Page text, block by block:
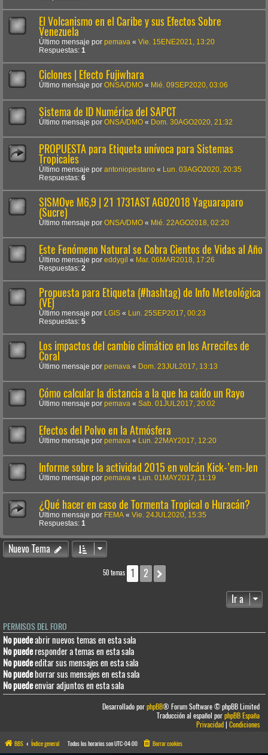
El Volcanismo en el Caribe y sus Efectos Sobre
Venezuela
Último mensaje por pemava « Vie. 15ENE2021, 13:20
Respuestas: 1
Ciclones | Efecto Fujiwhara
Último mensaje por ONSA/DMO « Mié. 09SEP2020, 03:06
Sistema de ID Numérica del SAPCT
Último mensaje por ONSA/DMO « Dom. 30AGO2020, 21:32
PROPUESTA para Etiqueta unívoca para Sistemas
Tropicales
Último mensaje por antoniopestano «
Lun. 03AGO2020, 20:35
Respuestas: 6
SISMOve M6,9 | 21 1731AST AGO2018 Yaguaraparo
(Sucre)
Último mensaje por ONSA/DMO « Mié. 22AGO2018, 02:20
Este Fenómeno Natural se Cobra Cientos de Vidas al Año
Último mensaje por eddygil « Mar. 06MAR2018, 17:26
Respuestas: 2
Propuesta para Etiqueta (#hashtag) de Info Meteológica
(VE)
Último mensaje por LGIS «
Lun. 25SEP2017, 00:23
Respuestas: 5
Los impactos del cambio climático en los Arrecifes de
Coral
Último mensaje por pemava « Dom. 23JUL2017, 13:13
Cómo calcular la distancia a la que ha caído un Rayo
Último mensaje por pemava « Sab. 01JUL2017, 20:02
Efectos del Polvo en la Atmósfera
Último mensaje por pemava « Lun. 22MAY2017, 12:20
Informe sobre la actividad 2015 en volcán Kick-’em-Jen
Último mensaje por pemava « Lun. 01MAY2017, 11:19
¿Qué hacer en caso de Tormenta Tropical o Huracán?
Último mensaje por FEMA « Vie. 24JUL2020, 15:35
Respuestas: 1
Nuevo Tema
50 temas 1 2
Ir a
PERMISOS DEL FORO
No puedeabrir nuevos temas en esta sala
No puederesponder a temas en esta sala
No puedeeditar sus mensajes en esta sala
No puedeborrar sus mensajes en esta sala
No puedeenviar adjuntos en esta sala
Desarrollado porphpBB® Forum Software © phpBB Limited
Traducción al español porphpBB España
Privacidad|Condiciones
BBS Índice general Todos los horarios sonUTC-04:00 Borrar cookies